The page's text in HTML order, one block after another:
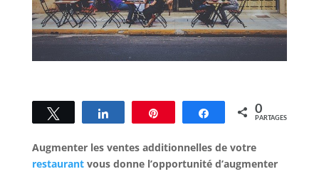
Tweetez Partagez Enregistrer Partagez0
PARTAGES
Augmenter les ventes additionnelles de votre
restaurantvous donne l’opportunité d’augmenter